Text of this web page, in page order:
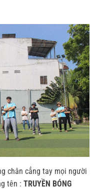
chân cẳng tay mọi người
tên : TRUYỀN BÓNG